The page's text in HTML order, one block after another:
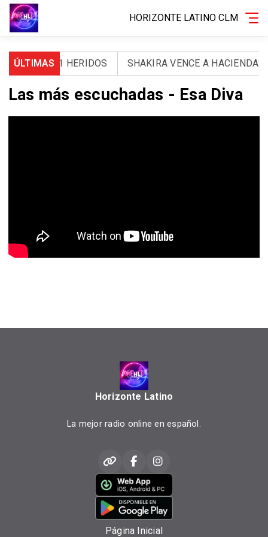
HORIZONTE LATINO CLM
ÚLTIMASY 971 HERIDOS SHAKIRA VENCE A HACIENDA:
Las más escuchadas - Esa Diva
Horizonte Latino
La mejor radio online en español.
Página Inicial